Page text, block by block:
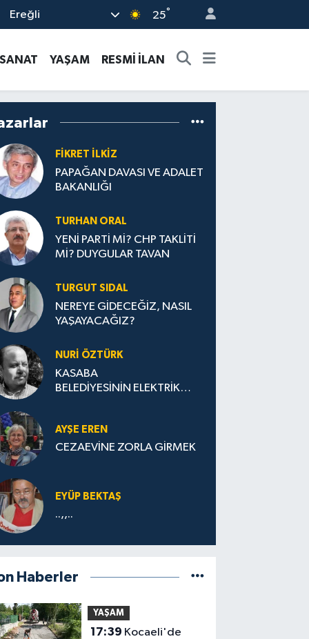
Ereğli 25°
YAŞAM RESMİ İLAN
FIKRET İLKİZ
PAPAĞAN DAVASI VE ADALET
BAKANLIĞI
TURHAN ORAL
YENİ PARTİ Mİ? CHP TAKLİTİ
Mİ? DUYGULAR TAVAN
TURGUT SIDAL
NEREYE GİDECEĞİZ, NASIL
YAŞAYACAĞIZ?
NURİ ÖZTÜRK
KASABA
BELEDİYESİNİN ELEKTRİK
AYŞE EREN
CEZAEVİNE ZORLA GİRMEK
EYÜP BEKTAŞ
..,,..
Haberler
YAŞAM
17:39